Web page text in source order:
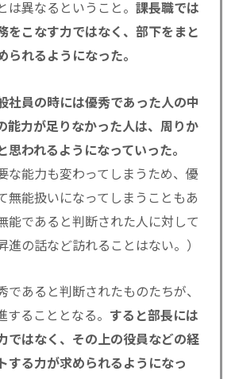
は異なるということ。 課長職では
をこなす力ではなく、部下をまと
られるようになった。
社員の時には優秀であった人の中
能力が足りなかった人は、周りか
思われるようになっていった。
な能力も変わってしまうため、優
無能扱いになってしまうこともあ
能であると判断された人に対して
進の話など訪れることはない。）
あると判断されたものたちが、
ることとなる。 すると部長には
ではなく、その上の役員などの経
する力が求められるようになっ